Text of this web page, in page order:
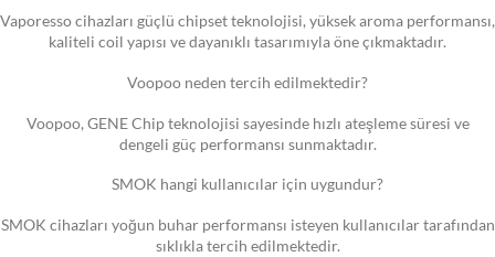
Vaporesso cihazları güçlü chipset teknolojisi, yüksek aroma performansı,
kaliteli coil yapısı ve dayanıklı tasarımıyla öne çıkmaktadır.
Voopoo neden tercih edilmektedir?
Voopoo, GENE Chip teknolojisi sayesinde hızlı ateşleme süresi ve
dengeli güç performansı sunmaktadır.
SMOK hangi kullanıcılar için uygundur?
SMOK cihazları yoğun buhar performansı isteyen kullanıcılar tarafından
sıklıkla tercih edilmektedir.